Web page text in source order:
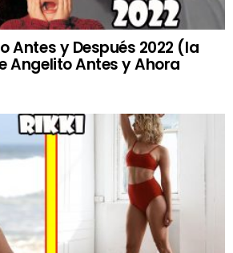
Antes y Después 2022 (la
Angelito Antes y Ahora